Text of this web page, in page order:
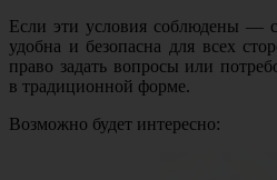
Если эти условия соблюдены —
удобна и безопасна для всех
право задать вопросы или
в традиционной форме.
Возможно будет интересно: